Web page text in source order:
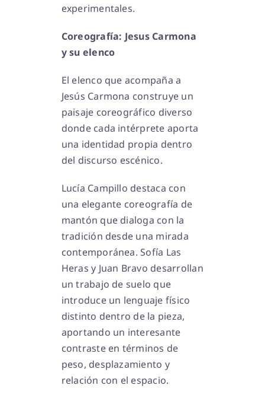
experimentales.
Coreografía: Jesus Carmona
y su elenco
El elenco que acompaña a
Jesús Carmona construye un
paisaje coreográfico diverso
donde cada intérprete aporta
una identidad propia dentro
del discurso escénico.
Lucía Campillo destaca con
una elegante coreografía de
mantón que dialoga con la
tradición desde una mirada
contemporánea. Sofía Las
Heras y Juan Bravo desarrollan
un trabajo de suelo que
introduce un lenguaje físico
distinto dentro de la pieza,
aportando un interesante
contraste en términos de
peso, desplazamiento y
relación con el espacio.